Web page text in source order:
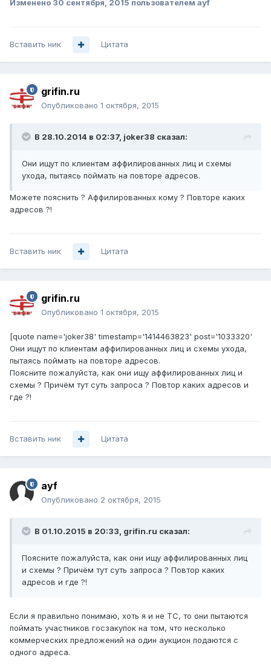
Изменено 30 сентября, 2015 пользователем ayf
Вставить ник Цитата
grifin.ru
Опубликовано 1 октября, 2015
В 28.10.2014 в 02:37, joker38 сказал:
Они ищут по клиентам аффилированных лиц и схемы
ухода, пытаясь поймать на повторе адресов.
Можете пояснить ? Аффилированных кому ? Повторе каких
адресов ?!
Вставить ник Цитата
grifin.ru
Опубликовано 1 октября, 2015
[quote name='joker38' timestamp='1414463823' post='1033320'
Они ищут по клиентам аффилированных лиц и схемы ухода,
пытаясь поймать на повторе адресов.
Поясните пожалуйста, как они ищу аффилированных лиц и
схемы ? Причём тут суть запроса ? Повтор каких адресов и
где ?!
Вставить ник Цитата
ayf
Опубликовано 2 октября, 2015
В 01.10.2015 в 20:33, grifin.ru сказал:
Поясните пожалуйста, как они ищу аффилированных лиц
и схемы ? Причём тут суть запроса ? Повтор каких
адресов и где ?!
Если я правильно понимаю, хоть я и не ТС, то они пытаются
поймать участников госзакупок на том, что несколько
коммерческих предложений на один аукцион подаются с
одного адреса.